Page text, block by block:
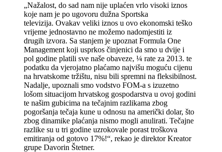
„Nažalost, do sad nam nije uplaćen vrlo visoki iznos
koje nam je po ugovoru dužna Sportska
televizija. Ovakav veliki iznos u ovo ekonomski teško
vrijeme jednostavno ne možemo nadomjestiti iz
drugih izvora. Sa stanjem je upoznat Formula One
Management koji usprkos činjenici da smo u dvije i
pol godine platili sve naše obaveze, ¼ rate za 2013. te
podatku da vjerojatno plaćamo najvišu moguću cijenu
na hrvatskome tržištu, nisu bili spremni na fleksibilnost.
Nadalje, upoznali smo vodstvo FOM-a s izuzetno
lošom situacijom hrvatskog gospodarstva u ovoj godini
te našim gubicima na tečajnim razlikama zbog
pogoršanja tečaja kune u odnosu na američki dolar, što
zbog dinamike plaćanja nismo mogli anulirati. Tečajne
razlike su u tri godine uzrokovale porast troškova
emitiranja od gotovo 17%!“, rekao je direktor Kreator
grupe Davorin Štetner.